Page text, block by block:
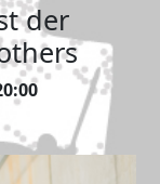
der